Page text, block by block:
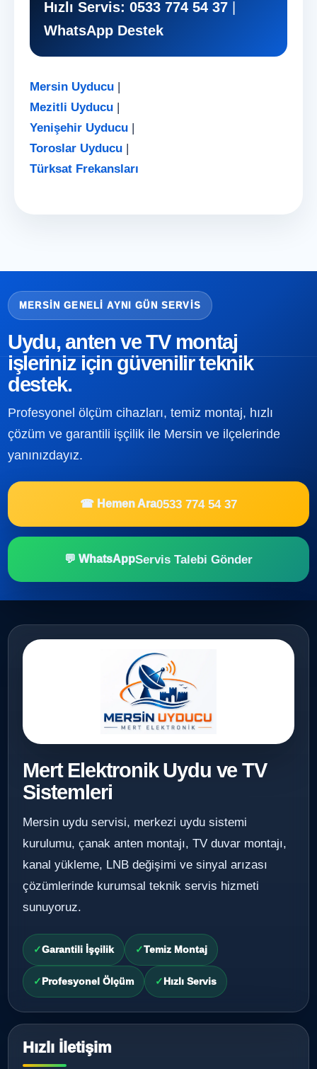
Hızlı Servis: 0533 774 54 37
WhatsApp Destek
Mersin Uyducu |
Mezitli Uyducu |
Yenişehir Uyducu |
Toroslar Uyducu |
Türksat Frekansları
MERSIN GENELI AYNI GÜN SERVIS
Uydu, anten ve TV montaj
işleriniz için güvenilir teknik
destek.
Profesyonel ölçüm cihazları, temiz montaj, hızlı
çözüm ve garantili işçilik ile Mersin ve ilçelerinde
yanınızdayız.
☎ Hemen Ara0533 774 54 37
💬 WhatsAppServis Talebi Gönder
Mert Elektronik Uydu ve TV
Sistemleri
Mersin uydu servisi, merkezi uydu sistemi
kurulumu, çanak anten montajı, TV duvar montajı,
kanal yükleme, LNB değişimi ve sinyal arızası
çözümlerinde kurumsal teknik servis hizmeti
sunuyoruz.
Garantili İşçilik Temiz Montaj
Profesyonel Ölçüm Hızlı Servis
Hızlı İletişim